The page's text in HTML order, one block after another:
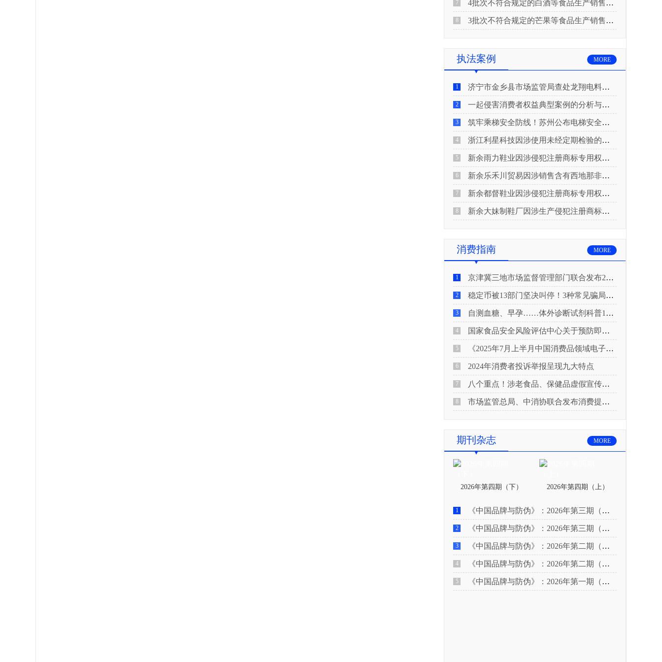
7 4批次不符合规定的白酒等食品生产销售企业被重庆市市场监督管理局通告！
8 3批次不符合规定的芒果等食品生产销售企业被长治市屯留区市场监督管理局公告！
执法案例 MORE
1 济宁市金乡县市场监管局查处龙翔电料批发部非法销售电线电缆案
2 一起侵害消费者权益典型案例的分析与启示
3 筑牢乘梯安全防线！苏州公布电梯安全领域典型案例
4 浙江利星科技因涉使用未经定期检验的压力管道被查
5 新余雨力鞋业因涉侵犯注册商标专用权被查
6 新余乐禾川贸易因涉销售含有西地那非的保健食品被查
7 新余都督鞋业因涉侵犯注册商标专用权被查
8 新余大妹制鞋厂因涉生产侵犯注册商标专用权的产品被查
消费指南 MORE
1 京津冀三地市场监督管理部门联合发布2026年春节期间消费提示
2 稳定币被13部门坚决叫停！3种常见骗局“套路”曝光
3 自测血糖、早孕……体外诊断试剂科普10问来了！建议收藏
4 国家食品安全风险评估中心关于预防即食真空包装肉制品肉毒中毒的风险提示
5 《2025年7月上半月中国消费品领域电子电器行业产品质量投诉分析报告》
6 2024年消费者投诉举报呈现九大特点
7 八个重点！涉老食品、保健品虚假宣传识别技巧
8 市场监管总局、中消协联合发布消费提示：关注检测报告：果蔬安全的“通行证”
期刊杂志 MORE
2026年第四期（下） 2026年第四期（上）
1 《中国品牌与防伪》：2026年第三期（下）
2 《中国品牌与防伪》：2026年第三期（上）
3 《中国品牌与防伪》：2026年第二期（下）
4 《中国品牌与防伪》：2026年第二期（上）
5 《中国品牌与防伪》：2026年第一期（下）